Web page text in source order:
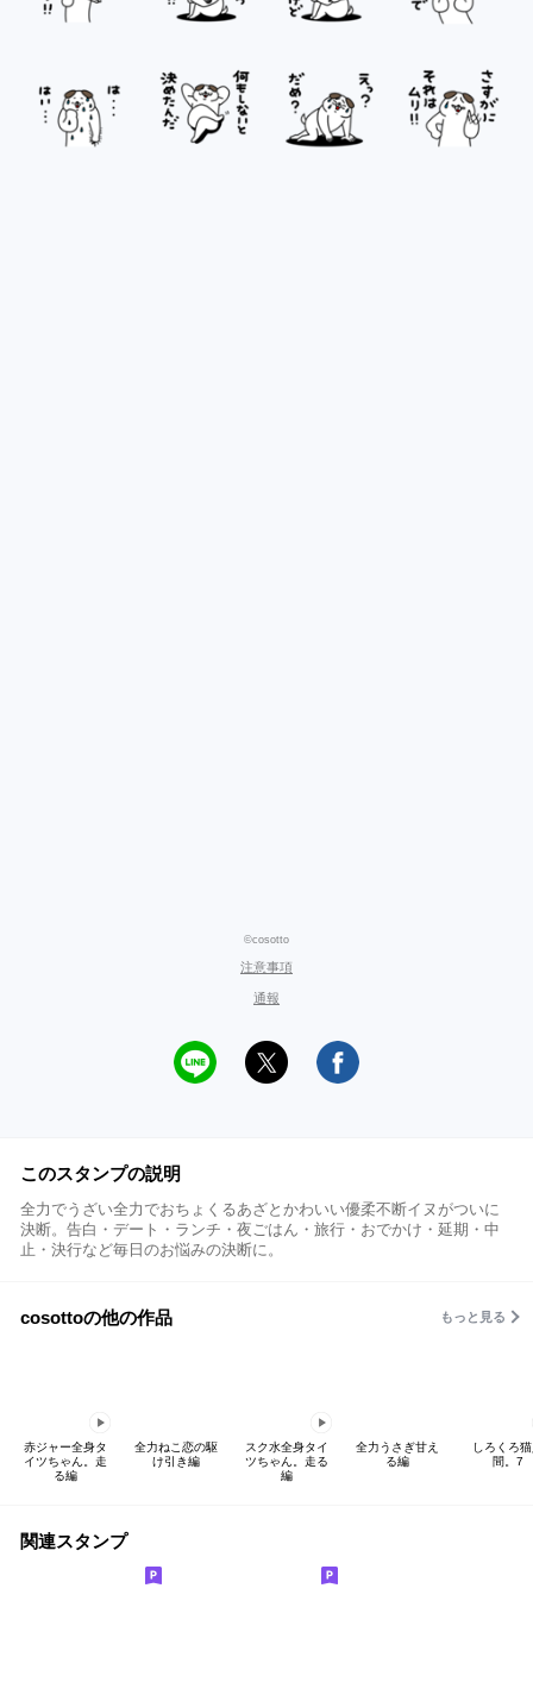
©cosotto
注意事項
通報
このスタンプの説明
全力でうざい全力でおちょくるあざとかわいい優柔不断イヌがついに
決断。告白・デート・ランチ・夜ごはん・旅行・おでかけ・延期・中
止・決行など毎日のお悩みの決断に。
cosottoの他の作品 もっと見る
赤ジャー全身タ
イツちゃん。走
る編
全力ねこ恋の駆
け引き編
スク水全身タイ
ツちゃん。走る
編
全力うさぎ甘え
る編
しろくろ
間。7
関連スタンプ